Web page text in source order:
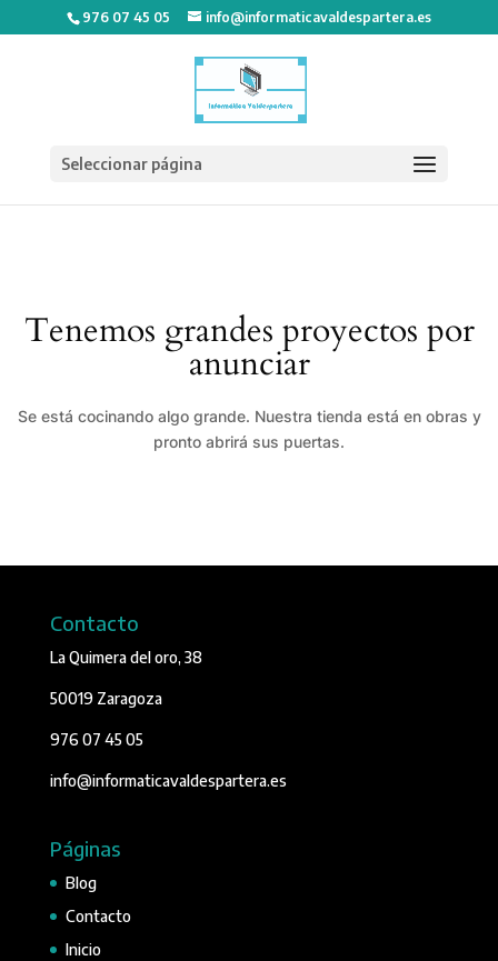
976 07 45 05 info@informaticavaldespartera.es
Seleccionar página
Tenemos grandes proyectos por
anunciar
Se está cocinando algo grande. Nuestra tienda está en obras y
pronto abrirá sus puertas.
Contacto
La Quimera del oro, 38
50019 Zaragoza
976 07 45 05
info@informaticavaldespartera.es
Páginas
Blog
Contacto
Inicio